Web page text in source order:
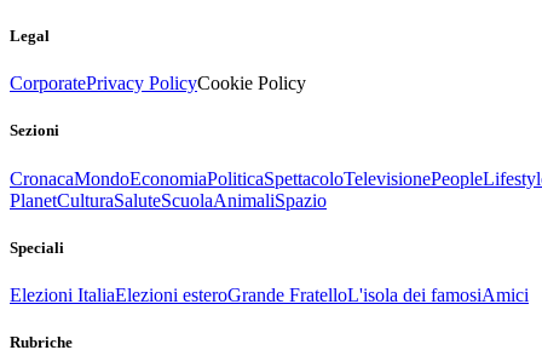
Legal
CorporatePrivacy PolicyCookie Policy
Sezioni
CronacaMondoEconomiaPoliticaSpettacoloTelevisionePeople
PlanetCulturaSaluteScuolaAnimaliSpazio
Speciali
Elezioni ItaliaElezioni esteroGrande FratelloL'isola dei famosiAmici
Rubriche